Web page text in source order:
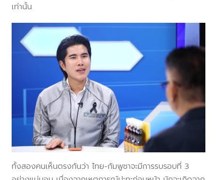
เท่านั้น
ทั้งสองคนเห็นตรงกันว่า ไทย-กัมพูชาจะมีการรบรอบที่ 3